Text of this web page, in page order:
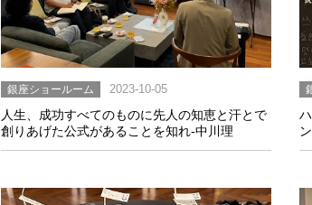
銀座ショールーム 2023-10-05
人生、成功すべてのものに先人の知恵と汗とで
創りあげた公式があることを知れ-中川理